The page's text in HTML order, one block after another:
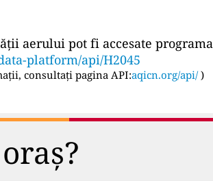
aerului pot fi accesate
platform/api/H2045
consultați pagina API:aqicn.org/api/ )